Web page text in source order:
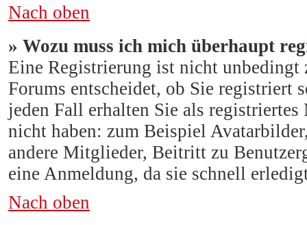
Nach oben
» Wozu muss ich mich überhaupt
Eine Registrierung ist nicht
Forums entscheidet, ob Sie registriert
jeden Fall erhalten Sie als
nicht haben: zum Beispiel
andere Mitglieder, Beitritt zu
eine Anmeldung, da sie schnell
Nach oben